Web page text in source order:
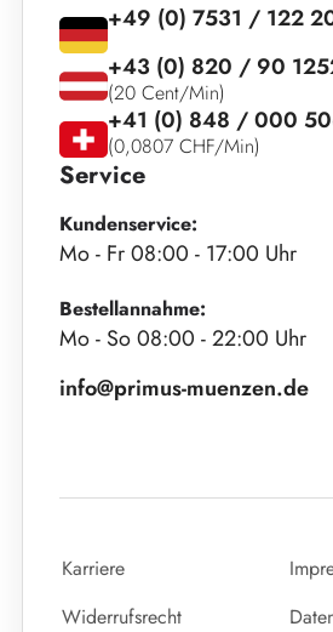
Service
Kundenservice:
Mo - Fr 08:00 - 17:00 Uhr
Bestellannahme:
Mo - So 08:00 - 22:00 Uhr
info@primus-muenzen.de
+49 (0) 7531 / 122
+43 (0) 820 / 90
(20 Cent/Min)
+41 (0) 848 / 000
(0,0807 CHF/Min)
Karriere
Widerrufsrecht